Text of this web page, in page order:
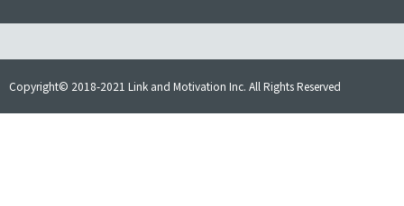
Copyright© 2018-2021 Link and Motivation Inc. All Rights Reserved